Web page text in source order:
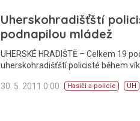
Uherskohradišťští
podnapilou mládež
UHERSKÉ HRADIŠTĚ – Celkem 19
uherskohradišťští policisté během
30. 5. 2011 0:00 Hasiči a policie UH